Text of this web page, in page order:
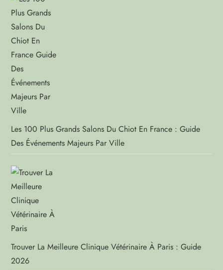
Les 100 Plus Grands Salons Du Chiot En France : Guide
Des Événements Majeurs Par Ville
Trouver La Meilleure Clinique Vétérinaire À Paris : Guide
2026